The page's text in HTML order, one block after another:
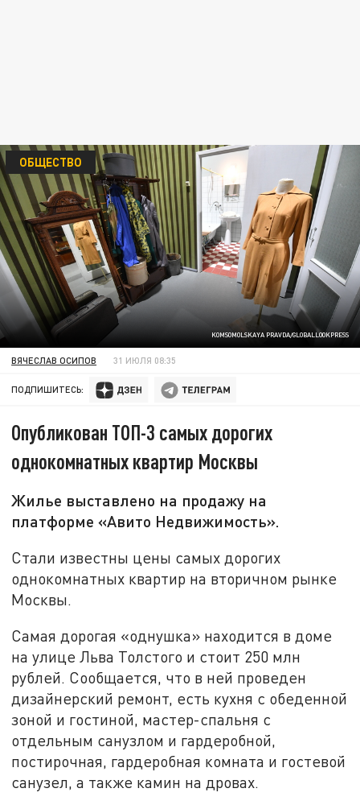
KOMSOMOLSKAYA PRAVDA/GLOBALLOOKPRESS
ОБЩЕСТВО
ВЯЧЕСЛАВ ОСИПОВ 31 ИЮЛЯ 08:35
ПОДПИШИТЕСЬ:
Опубликован ТОП-3 самых дорогих
однокомнатных квартир Москвы
Жилье выставлено на продажу на
платформе «Авито Недвижимость».
Стали известны цены самых дорогих
однокомнатных квартир на вторичном рынке
Москвы.
Самая дорогая «однушка» находится в доме
на улице Льва Толстого и стоит 250 млн
рублей. Сообщается, что в ней проведен
дизайнерский ремонт, есть кухня с обеденной
зоной и гостиной, мастер-спальня с
отдельным санузлом и гардеробной,
постирочная, гардеробная комната и гостевой
санузел, а также камин на дровах.